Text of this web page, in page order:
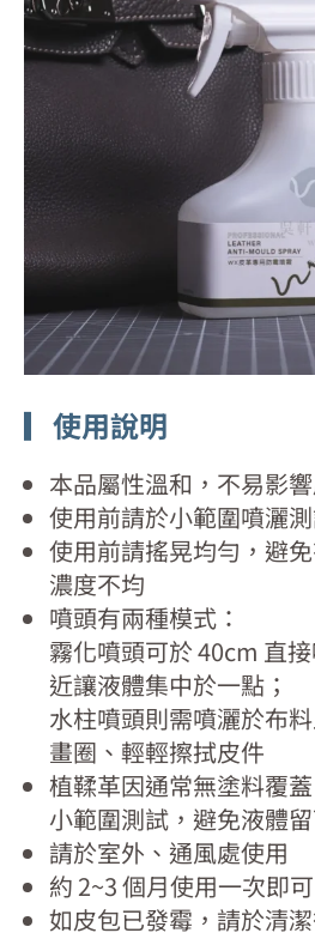
▎使用說明
本品屬性溫和，不易影
使用前請於小範圍噴灑
使用前請搖晃均勻，避
濃度不均
噴頭有兩種模式：
霧化噴頭可於 40cm 直
近讓液體集中於一點；
水柱噴頭則需噴灑於布
畫圈、輕輕擦拭皮件
植鞣革因通常無塗料覆
小範圍測試，避免液體
請於室外、通風處使用
約 2~3 個月使用一次即可
如皮包已發霉，請於清